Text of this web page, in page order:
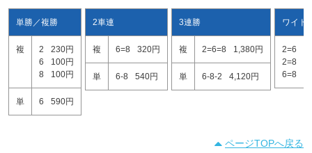
単勝／複勝
複 2
230円
6
100円
8
100円
単 6 590円
2車連
複 6=8 320円
単 6-8 540円
3連勝
複 2=6=8 1,380円
単 6-8-2 4,120円
ワイド
2=6
2=8
6=8
ページTOPへ戻る